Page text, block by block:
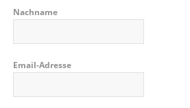
Nachname
Email-Adresse